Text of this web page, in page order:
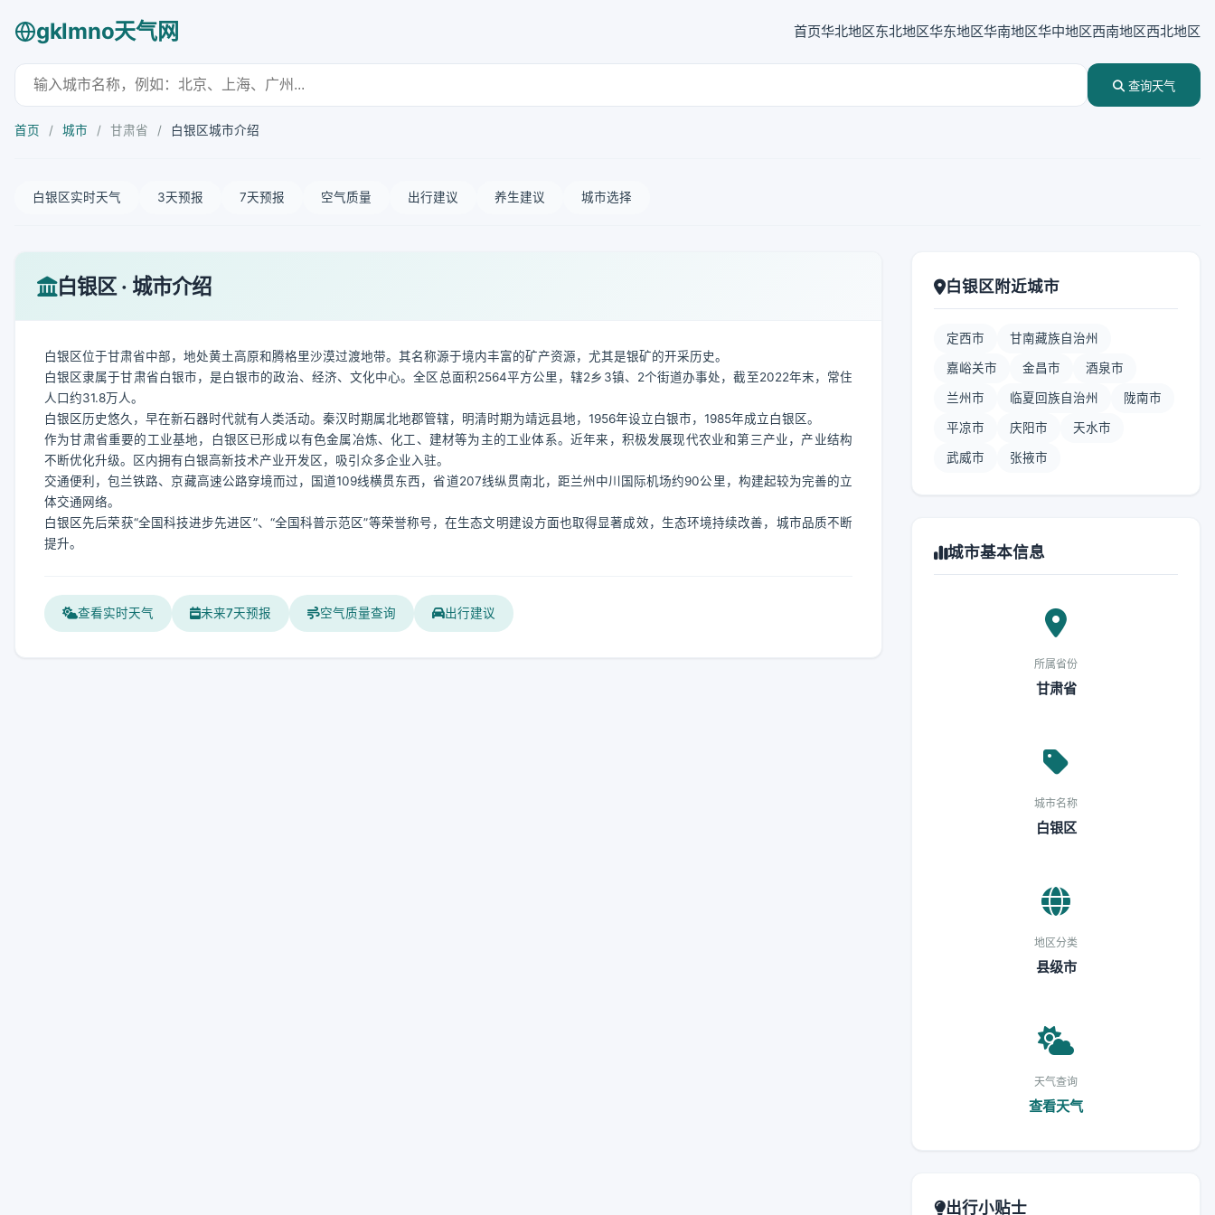
gklmno天气网 首页华北地区东北地区华东地区华南地区华中地区西南地区西北地区
查询天气
首页 / 城市 / 甘肃省 / 白银区城市介绍
白银区实时天气 3天预报 7天预报 空气质量 出行建议 养生建议 城市选择
白银区 · 城市介绍
白银区位于甘肃省中部，地处黄土高原和腾格里沙漠过渡地带。其名称源于境内丰富的矿产资源，尤其是银矿的开采历史。
白银区隶属于甘肃省白银市，是白银市的政治、经济、文化中心。全区总面积2564平方公里，辖2乡3镇、2个街道办事处，截至2022年末，常住
人口约31.8万人。
白银区历史悠久，早在新石器时代就有人类活动。秦汉时期属北地郡管辖，明清时期为靖远县地，1956年设立白银市，1985年成立白银区。
作为甘肃省重要的工业基地，白银区已形成以有色金属冶炼、化工、建材等为主的工业体系。近年来，积极发展现代农业和第三产业，产业结构
不断优化升级。区内拥有白银高新技术产业开发区，吸引众多企业入驻。
交通便利，包兰铁路、京藏高速公路穿境而过，国道109线横贯东西，省道207线纵贯南北，距兰州中川国际机场约90公里，构建起较为完善的立
体交通网络。
白银区先后荣获“全国科技进步先进区”、“全国科普示范区”等荣誉称号，在生态文明建设方面也取得显著成效，生态环境持续改善，城市品质不断
提升。
查看实时天气 未来7天预报 空气质量查询 出行建议
白银区附近城市
定西市 甘南藏族自治州
嘉峪关市 金昌市 酒泉市
兰州市 临夏回族自治州 陇南市
平凉市 庆阳市 天水市
武威市 张掖市
城市基本信息
所属省份
甘肃省
城市名称
白银区
地区分类
县级市
天气查询
查看天气
出行小贴士